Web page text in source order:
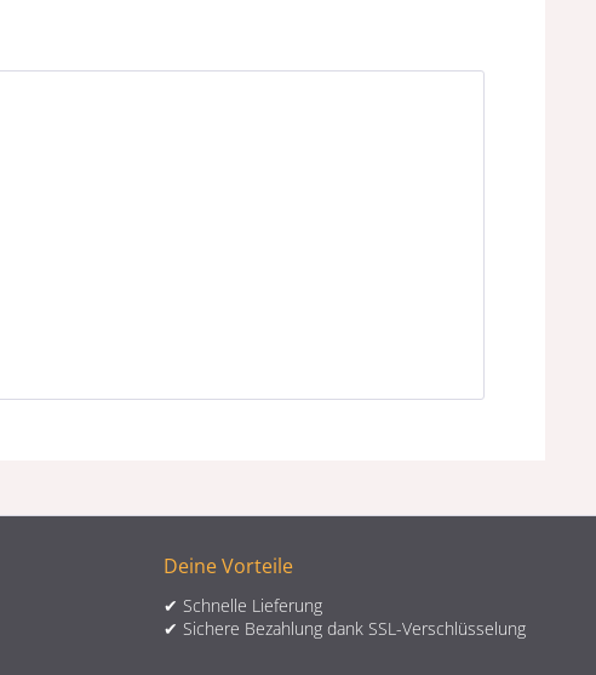
Deine Vorteile
✔ Schnelle Lieferung
✔ Sichere Bezahlung dank SSL-Verschlüsselung